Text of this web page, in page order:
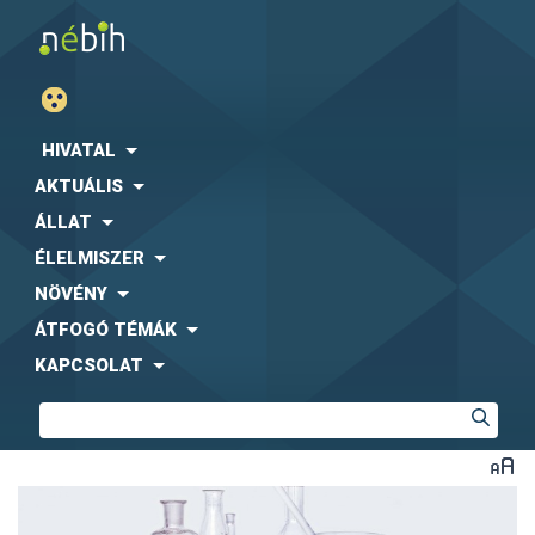
HIVATAL
AKTUÁLIS
ÁLLAT
ÉLELMISZER
NÖVÉNY
ÁTFOGÓ TÉMÁK
KAPCSOLAT